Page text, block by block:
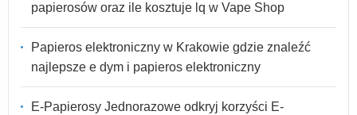
papierosów oraz ile kosztuje lq w Vape Shop
Papieros elektroniczny w Krakowie gdzie znaleźć
najlepsze e dym i papieros elektroniczny
E-Papierosy Jednorazowe odkryj korzyści E-